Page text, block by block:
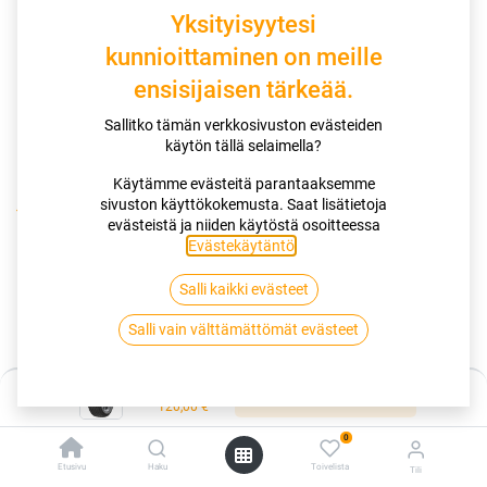
120,00€
Etusivu Haku
0
Toivelista Tili
Kauppa
195/45R16 84V HANKOOK VENTUS PRIME4 K135 XL FP
195/45R16 84V HANKOOK VENTUS
PRIME4 K135 XL FP
120,00€/ kpl
Saatavilla
Yksityisyytesi
kunnioittaminen on meille
ensisijaisen tärkeää.
Sallitko tämän verkkosivuston evästeiden
käytön tällä selaimella?
Käytämme evästeitä parantaaksemme
sivuston käyttökokemusta. Saat lisätietoja
evästeistä ja niiden käytöstä osoitteessa
Evästekäytäntö
Salli kaikki evästeet
Salli vain välttämättömät evästeet